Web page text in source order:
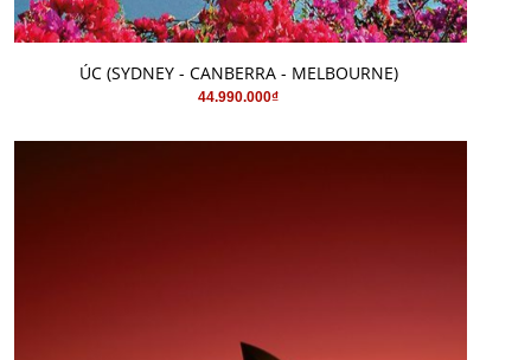
MUA HÀNG
ÚC (SYDNEY - CANBERRA - MELBOURNE)
44.990.000₫